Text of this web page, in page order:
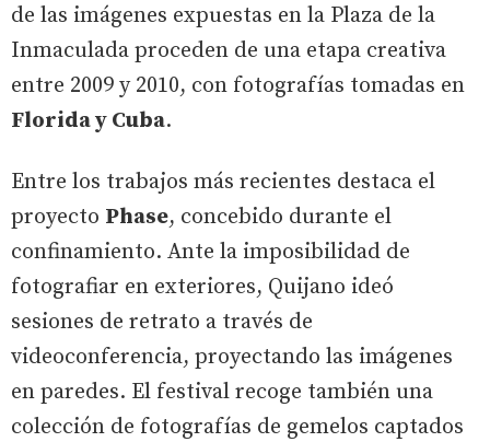
de las imágenes expuestas en la Plaza de la
Inmaculada proceden de una etapa creativa
entre 2009 y 2010, con fotografías tomadas en
Florida y Cuba.
Entre los trabajos más recientes destaca el
proyecto Phase, concebido durante el
confinamiento. Ante la imposibilidad de
fotografiar en exteriores, Quijano ideó
sesiones de retrato a través de
videoconferencia, proyectando las imágenes
en paredes. El festival recoge también una
colección de fotografías de gemelos captados